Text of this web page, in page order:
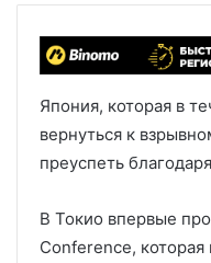
Япония, которая в
вернуться к
преуспеть благодаря
В Токио впервые
Conference,